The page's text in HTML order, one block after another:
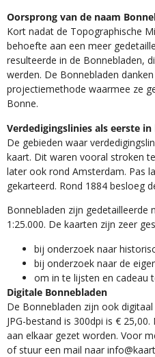
Oorsprong van de naam
Kort nadat de Topographische
behoefte aan een meer
resulteerde in de Bonnebladen,
werden. De Bonnebladen
projectiemethode waarmee ze
Bonne.
Verdedigingslinies als eerste
De gebieden waar
kaart. Dit waren vooral stroken
later ook rond Amsterdam. Pas
gekarteerd. Rond 1884 besloeg
Bonnebladen zijn gedetailleerde
1:25.000. De kaarten zijn zeer
​bij onderzoek naar
bij onderzoek naar de
om in te lijsten en cadeau
Digitale Bonnebladen
De Bonnebladen zijn ook
JPG-bestand is 300dpi is €
aan elkaar gezet worden. Voor
of stuur een mail naar